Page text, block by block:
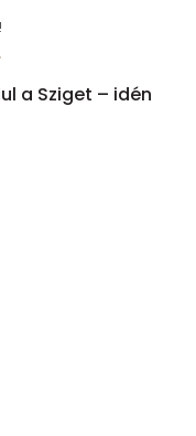
a Sziget – idén